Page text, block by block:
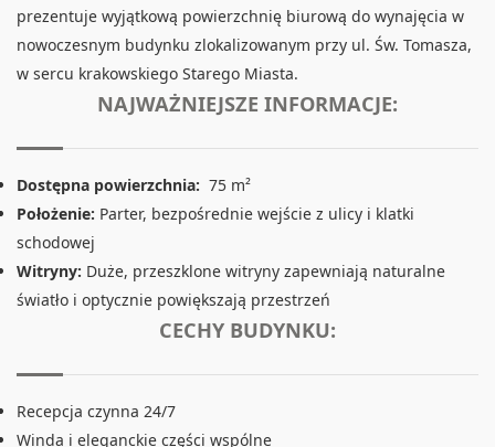
prezentuje wyjątkową powierzchnię biurową do wynajęcia w
nowoczesnym budynku zlokalizowanym przy ul. Św. Tomasza,
w sercu krakowskiego Starego Miasta.
NAJWAŻNIEJSZE INFORMACJE:
Dostępna powierzchnia: 75 m²
Położenie: Parter, bezpośrednie wejście z ulicy i klatki
schodowej
Witryny: Duże, przeszklone witryny zapewniają naturalne
światło i optycznie powiększają przestrzeń
CECHY BUDYNKU:
Recepcja czynna 24/7
Winda i eleganckie części wspólne